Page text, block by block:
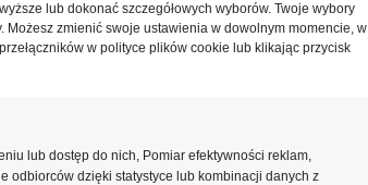
lub dokonać szczegółowych wyborów. Twoje wybory
Możesz zmienić swoje ustawienia w dowolnym momencie, w
w polityce plików cookie lub klikając przycisk
lub dostęp do nich, Pomiar efektywności reklam,
odbiorców dzięki statystyce lub kombinacji danych z
powietrzną;